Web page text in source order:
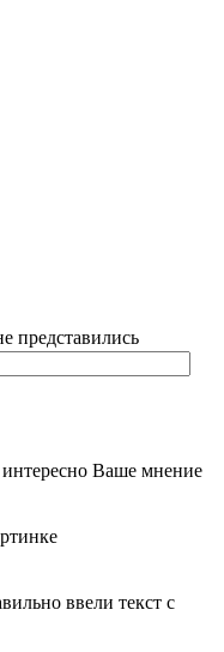
представились
Ваше мнение
ввели текст с